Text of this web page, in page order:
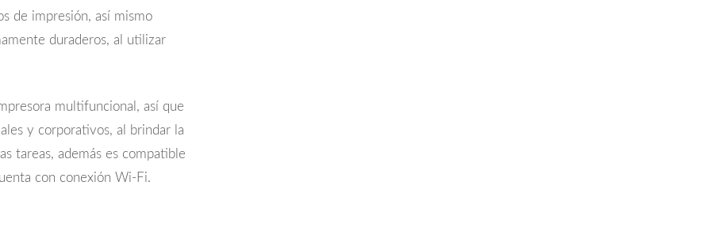
de impresión, así mismo
duraderos, al utilizar
multifuncional, así que
y corporativos, al brindar la
tareas, además es compatible
con conexión Wi-Fi.